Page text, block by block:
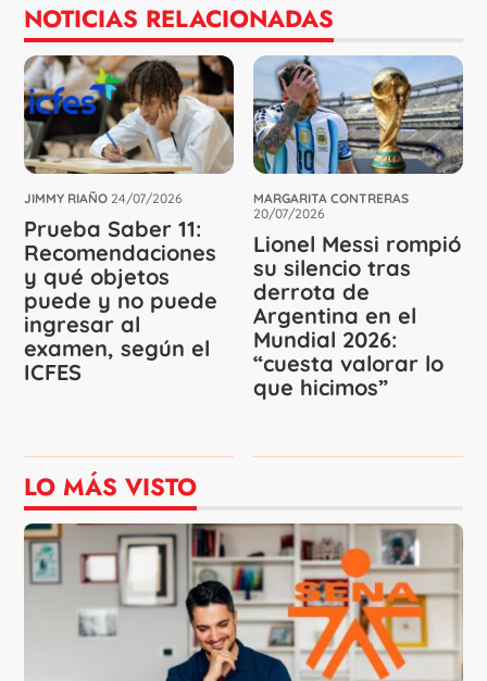
NOTICIAS RELACIONADAS
JIMMY RIAÑO 24/07/2026
Prueba Saber 11:
Recomendaciones
y qué objetos
puede y no puede
ingresar al
examen, según el
ICFES
MARGARITA CONTRERAS
20/07/2026
Lionel Messi rompió
su silencio tras
derrota de
Argentina en el
Mundial 2026:
“cuesta valorar lo
que hicimos”
LO MÁS VISTO